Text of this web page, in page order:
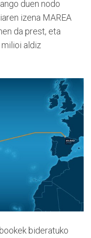
duen nodo
izena MAREA
da prest, eta
aldiz
bideratuko